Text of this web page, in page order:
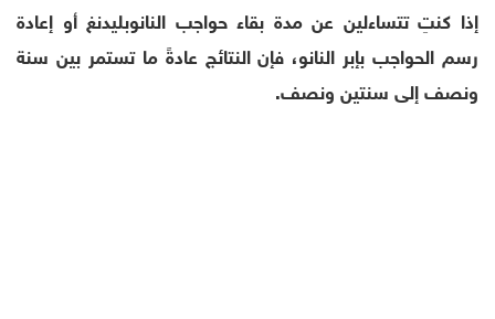
إذا كنتِ تتساءلين عن مدة بقاء حواجب النانوبليدنغ أو إعادة
رسم الحواجب بإبر النانو، فإن النتائج عادةً ما تستمر بين سنة
ونصف إلى سنتين ونصف.